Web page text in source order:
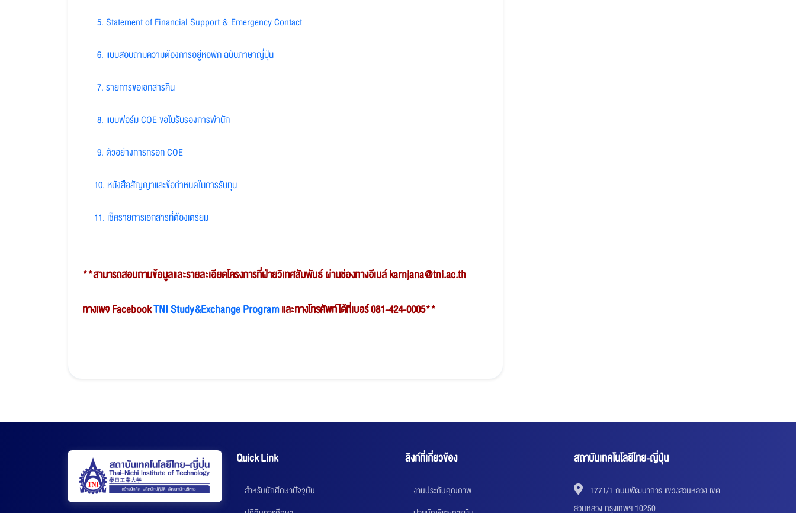
5. Statement of Financial Support & Emergency Contact
6. แบบสอบถามความต้องการอยู่หอพัก ฉบับภาษาญี่ปุ่น
7. รายการขอเอกสารคืน
8. แบบฟอร์ม COE ขอใบรับรองการพำนัก
9. ตัวอย่างการกรอก COE
10. หนังสือสัญญาและข้อกำหนดในการรับทุน
11. เช็ครายการเอกสารที่ต้องเตรียม
**สามารถสอบถามข้อมูลและรายละเอียดโครงการที่ฝ่ายวิเทศสัมพันธ์ ผ่านช่องทางอีเมล์ karnjana@tni.ac.th
ทางเพจ FacebookTNI Study&Exchange Programและทางโทรศัพท์ได้ที่เบอร์ 081-424-0005**
Quick Link
สำหรับนักศึกษาปัจจุบัน
ลิงก์ที่เกี่ยวข้อง
งานประกันคุณภาพ
สถาบันเทคโนโลยีไทย-ญี่ปุ่น
1771/1 ถนนพัฒนาการ แขวงสวนหลวง เขต
สวนหลวง กรุงเทพฯ 10250